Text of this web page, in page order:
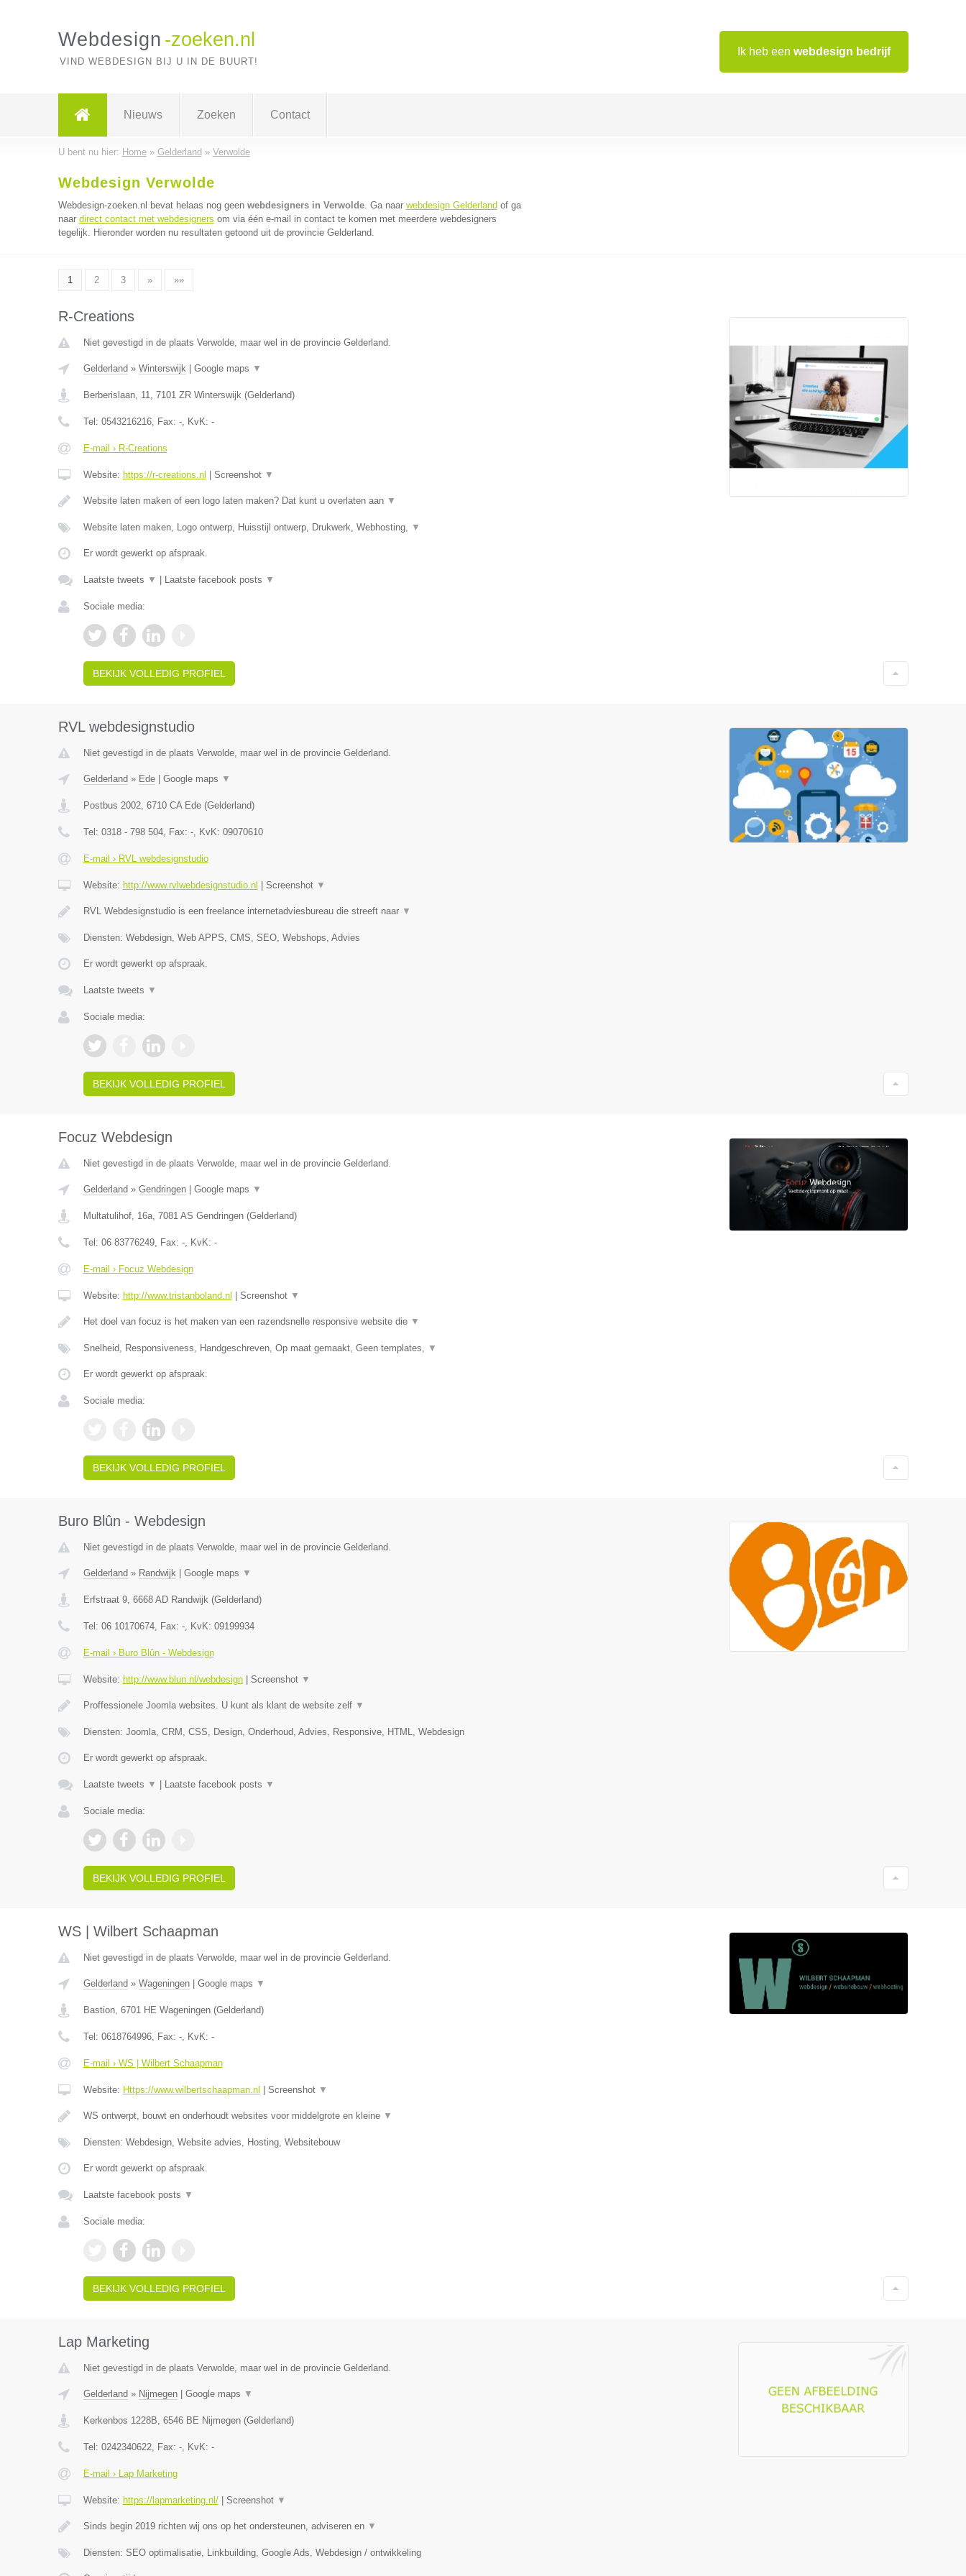
Ik heb een webdesign bedrijf
Webdesign -zoeken.nl
VIND WEBDESIGN BIJ U IN DE BUURT!
Nieuws Zoeken Contact
U bent nu hier: Home» Gelderland » Verwolde
Webdesign Verwolde
Webdesign-zoeken.nl bevat helaas nog geen webdesigners in Verwolde. Ga naar webdesign Gelderland of ga
naar direct contact met webdesigners om via één e-mail in contact te komen met meerdere webdesigners
tegelijk. Hieronder worden nu resultaten getoond uit de provincie Gelderland.
1 2 3 » »»
R-Creations
Niet gevestigd in de plaats Verwolde, maar wel in de provincie Gelderland.
Gelderland » Winterswijk| Google maps ▼
Berberislaan, 11, 7101 ZR Winterswijk(Gelderland)
Tel: 0543216216, Fax: -, KvK: -
E-mail › R-Creations
Website: https://r-creations.nl Screenshot ▼
Website laten maken of een logo laten maken? Dat kunt u overlaten aan ▼
Website laten maken, Logo ontwerp, Huisstijl ontwerp, Drukwerk, Webhosting, ▼
Er wordt gewerkt op afspraak.
Laatste tweets ▼ Laatste facebook posts ▼
Sociale media:
BEKIJK VOLLEDIG PROFIEL
RVL webdesignstudio
Niet gevestigd in de plaats Verwolde, maar wel in de provincie Gelderland.
Gelderland » Ede| Google maps ▼
Postbus 2002, 6710 CA Ede(Gelderland)
Tel: 0318 - 798 504, Fax: -, KvK: 09070610
E-mail › RVL webdesignstudio
Website: http://www.rvlwebdesignstudio.nl Screenshot ▼
RVL Webdesignstudio is een freelance internetadviesbureau die streeft naar ▼
Diensten: Webdesign, Web APPS, CMS, SEO, Webshops, Advies
Er wordt gewerkt op afspraak.
Laatste tweets ▼
Sociale media:
BEKIJK VOLLEDIG PROFIEL
Focuz Webdesign
Niet gevestigd in de plaats Verwolde, maar wel in de provincie Gelderland.
Gelderland » Gendringen| Google maps ▼
Multatulihof, 16a, 7081 AS Gendringen(Gelderland)
Tel: 06 83776249, Fax: -, KvK: -
E-mail › Focuz Webdesign
Website: http://www.tristanboland.nl Screenshot ▼
Het doel van focuz is het maken van een razendsnelle responsive website die ▼
Snelheid, Responsiveness, Handgeschreven, Op maat gemaakt, Geen templates, ▼
Er wordt gewerkt op afspraak.
Sociale media:
BEKIJK VOLLEDIG PROFIEL
Buro Blûn - Webdesign
Niet gevestigd in de plaats Verwolde, maar wel in de provincie Gelderland.
Gelderland » Randwijk| Google maps ▼
Erfstraat 9, 6668 AD Randwijk(Gelderland)
Tel: 06 10170674, Fax: -, KvK: 09199934
E-mail › Buro Blûn - Webdesign
Website: http://www.blun.nl/webdesign| Screenshot ▼
Proffessionele Joomla websites. U kunt als klant de website zelf ▼
Diensten: Joomla, CRM, CSS, Design, Onderhoud, Advies, Responsive, HTML, Webdesign
Er wordt gewerkt op afspraak.
Laatste tweets ▼ Laatste facebook posts ▼
Sociale media:
BEKIJK VOLLEDIG PROFIEL
WS | Wilbert Schaapman
Niet gevestigd in de plaats Verwolde, maar wel in de provincie Gelderland.
Gelderland » Wageningen| Google maps ▼
Bastion, 6701 HE Wageningen(Gelderland)
Tel: 0618764996, Fax: -, KvK: -
E-mail › WS | Wilbert Schaapman
Website: Https://www.wilbertschaapman.nl Screenshot ▼
WS ontwerpt, bouwt en onderhoudt websites voor middelgrote en kleine ▼
Diensten: Webdesign, Website advies, Hosting, Websitebouw
Er wordt gewerkt op afspraak.
Laatste facebook posts ▼
Sociale media:
BEKIJK VOLLEDIG PROFIEL
Lap Marketing
Niet gevestigd in de plaats Verwolde, maar wel in de provincie Gelderland.
Gelderland » Nijmegen| Google maps ▼
Kerkenbos 1228B, 6546 BE Nijmegen(Gelderland)
Tel: 0242340622, Fax: -, KvK: -
E-mail › Lap Marketing
Website: https://lapmarketing.nl/| Screenshot ▼
Sinds begin 2019 richten wij ons op het ondersteunen, adviseren en ▼
Diensten: SEO optimalisatie, Linkbuilding, Google Ads, Webdesign / ontwikkeling